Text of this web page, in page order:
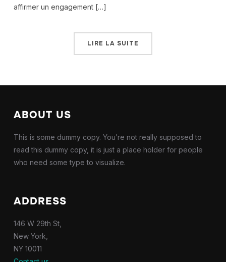
affirmer un engagement […]
LIRE LA SUITE
ABOUT US
This is some dummy copy. You’re not really supposed to
read this dummy copy, it is just a place holder for people
who need some type to visualize.
ADDRESS
146 W 29th St,
New York,
NY 10011